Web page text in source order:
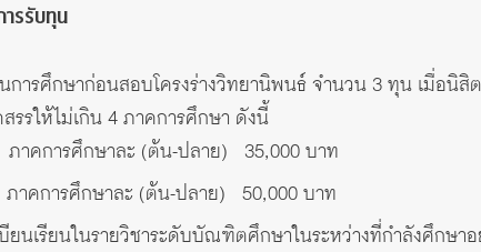
ารรับทุน
การศึกษาก่อนสอบโครงร่างวิทยานิพนธ์ จํานวน 3 ทุน เมื่อ
รให้ไม่เกิน 4 ภาคการศึกษา ดังนี้
ภาคการศึกษาละ (ต้น-ปลาย) 35,000 บาท
คการศึกษาละ (ต้น-ปลาย) 50,000 บาท
ยนเรียนในรายวิชาระดับบัณฑิตศึกษาในระหว่างที่กําลังศึกษา